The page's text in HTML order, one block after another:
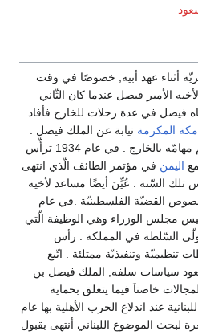
أثناء عهد أبيه, خصوصًا في وقت
الأمير فيصل عندما كان الثّاني
فيصل في عدة رحلات للخارج فأفاد
مكة المكرمة نيابة عن الملك فيصل .
صاحب الملك فيصل أثناء معظم مهامّه بالخارج . في عام 1934 ترأّس
اليمن في مؤتمر الطائف الّذي انتهى
تلك السّنة . عُيِّنَ أيضًا مساعد لأخيه
القضيّة الفلسطينيّة .في عام
مجلس الوزراء وهي الوظيفة الّتي
السّلطة في المملكة . رأس
وتنفيذيّة ممتلئة . اتّبع
سياسات سلفه, الملك فيصل بن
خاصتاَ فيما يتعلق بحماية
عند اندلاع الحرب الأهلية بها عام
لبحث الموضوع اللبناني أنتهى بقبول